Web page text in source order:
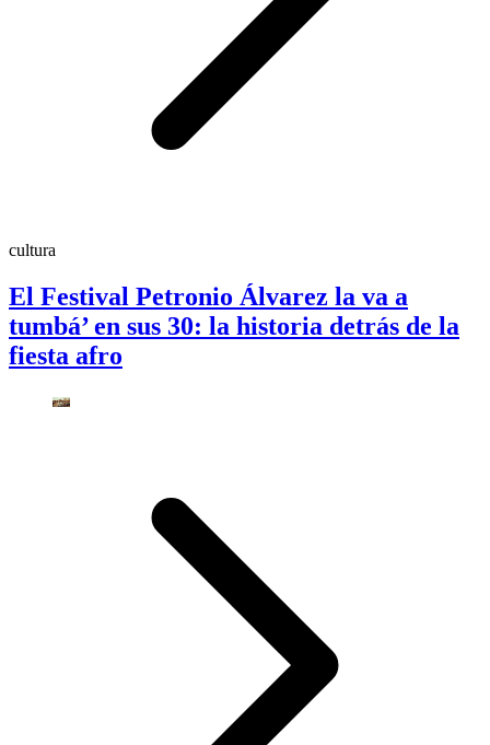
cultura
El Festival Petronio Álvarez la va a
tumbá’ en sus 30: la historia detrás de la
fiesta afro